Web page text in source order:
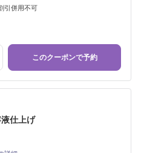
引併用不可
このクーポンで予約
液仕上げ